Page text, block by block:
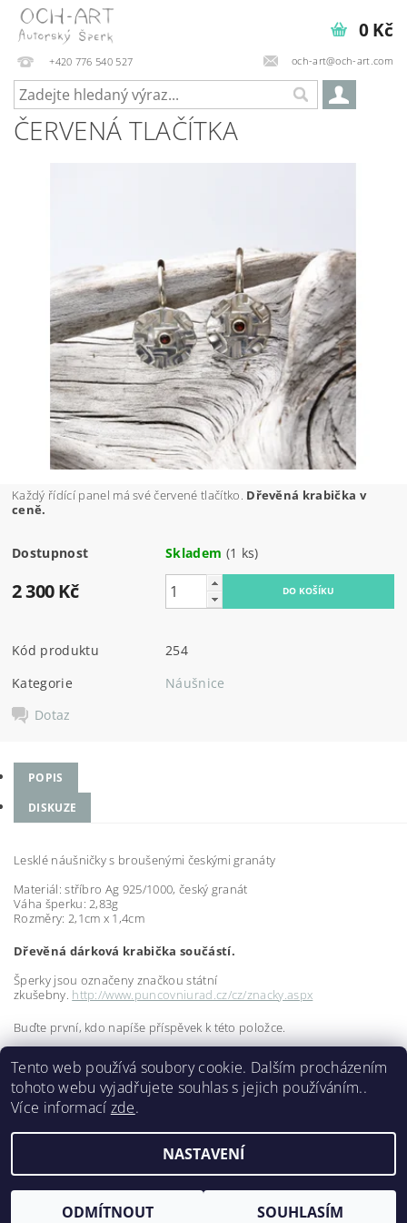
+420 776 540 527 och-art@och-art.com
0 Kč
ČERVENÁ TLAČÍTKA
Každý řídící panel má své červené tlačítko. Dřevěná krabička v
ceně.
Dostupnost Skladem (1 ks)
2 300 Kč
Kód produktu
254
Kategorie
Náušnice
Dotaz
POPIS
DISKUZE
Lesklé náušničky s broušenými českými granáty
Materiál: stříbro Ag 925/1000, český granát
Váha šperku: 2,83g
Rozměry: 2,1cm x 1,4cm
Dřevěná dárková krabička součástí.
Šperky jsou označeny značkou státní
zkušebny. http://www.puncovniurad.cz/cz/znacky.aspx
Buďte první, kdo napíše příspěvek k této položce.
Přidat komentář
2026 ©OCH-art, všechna práva vyhrazenaUpravit nastavení cookies
Tento web používá soubory cookie. Dalším procházením
tohoto webu vyjadřujete souhlas s jejich používáním..
Více informací zde.
NASTAVENÍ
ODMÍTNOUT SOUHLASÍM